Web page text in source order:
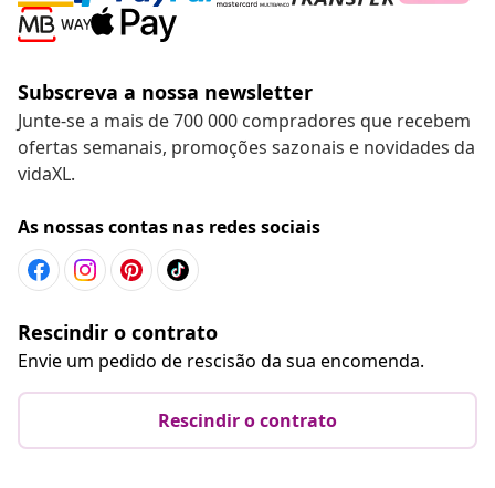
Subscreva a nossa newsletter
Junte-se a mais de 700 000 compradores que recebem
ofertas semanais, promoções sazonais e novidades da
vidaXL.
As nossas contas nas redes sociais
Rescindir o contrato
Envie um pedido de rescisão da sua encomenda.
Rescindir o contrato